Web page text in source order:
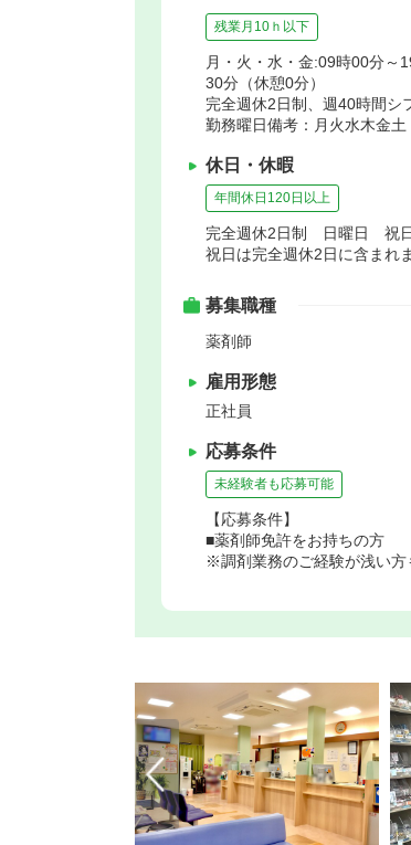
残業月10ｈ以下
月・火・水・金:09時00分～
30分（休憩0分）
完全週休2日制、週40時間シ
勤務曜日備考：月火水木金土
休日・休暇
年間休日120日以上
完全週休2日制 日曜日 祝
祝日は完全週休2日に含まれ
募集職種
薬剤師
雇用形態
正社員
応募条件
未経験者も応募可能
【応募条件】
■薬剤師免許をお持ちの方
※調剤業務のご経験が浅い方